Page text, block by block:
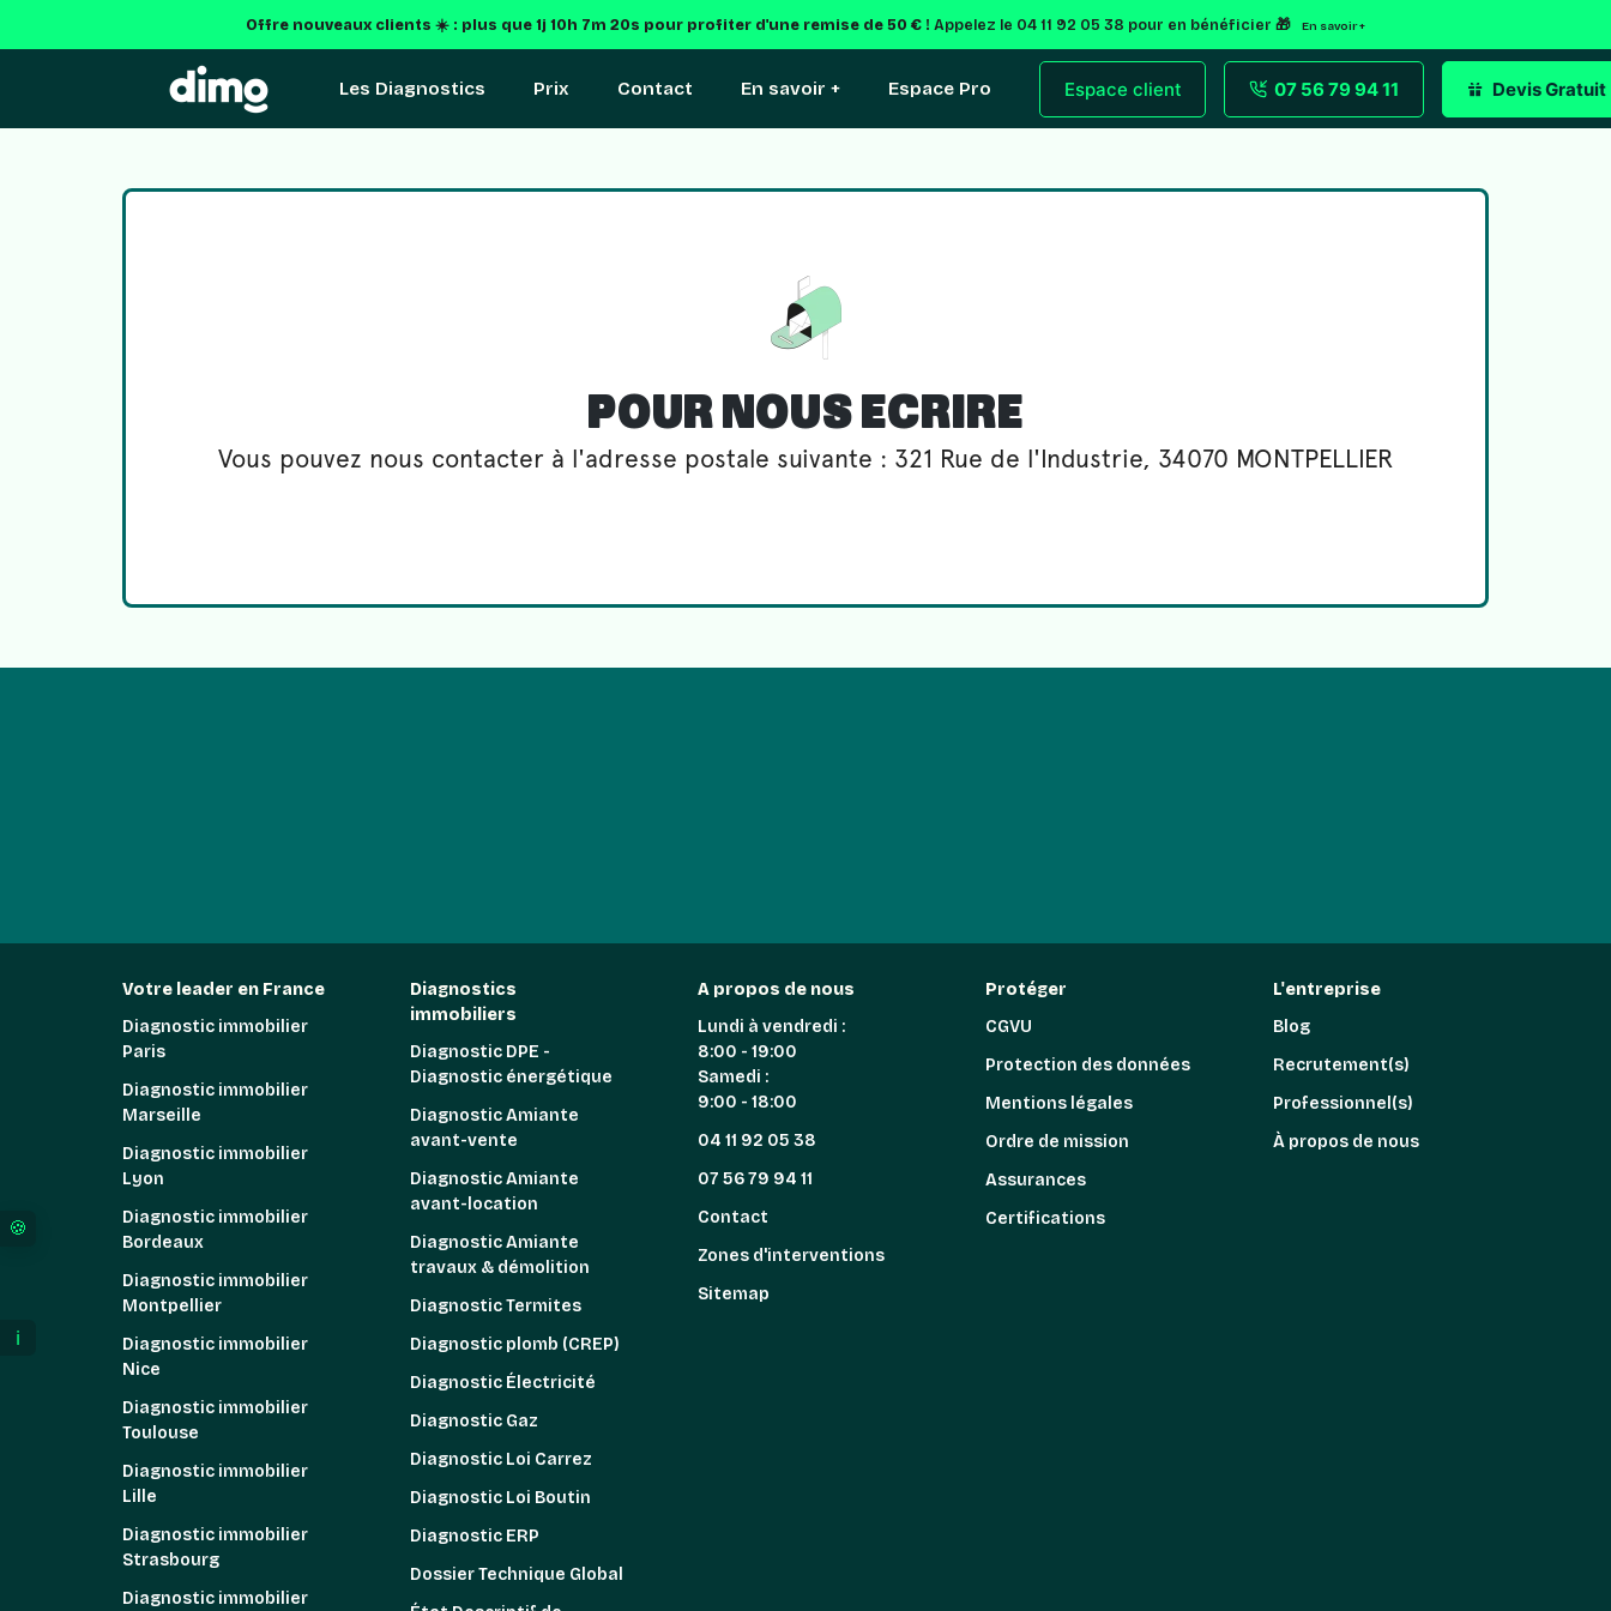
Offre nouveaux clients ☀️ : plus que1j 10h 7m 19spour profiter d'une remise de 50 € ! Appelez le 04 11 92 05 38 pour en bénéficier 🎁 En savoir +
Les Diagnostics Prix Contact En savoir + Espace Pro Espace client 07 56 79 94 11 Devis Gratuit
POUR NOUS ECRIRE
Vous pouvez nous contacter à l'adresse postale suivante : 321 Rue de l'Industrie, 34070 MONTPELLIER
Votre leader en France
Diagnostic immobilier
Paris
Diagnostic immobilier
Marseille
Diagnostic immobilier
Lyon
Diagnostic immobilier
Bordeaux
Diagnostic immobilier
Montpellier
Diagnostic immobilier
Nice
Diagnostic immobilier
Toulouse
Diagnostic immobilier
Lille
Diagnostic immobilier
Strasbourg
Diagnostic immobilier
Diagnostics
immobiliers
Diagnostic DPE -
Diagnostic énergétique
Diagnostic Amiante
avant-vente
Diagnostic Amiante
avant-location
Diagnostic Amiante
travaux & démolition
Diagnostic Termites
Diagnostic plomb (CREP)
Diagnostic Électricité
Diagnostic Gaz
Diagnostic Loi Carrez
Diagnostic Loi Boutin
Diagnostic ERP
Dossier Technique Global
A propos de nous
Lundi à vendredi :
8:00 - 19:00
Samedi :
9:00 - 18:00
04 11 92 05 38
07 56 79 94 11
Contact
Zones d'interventions
Sitemap
Protéger
CGVU
Protection des données
Mentions légales
Ordre de mission
Assurances
Certifications
L'entreprise
Blog
Recrutement(s)
Professionnel(s)
À propos de nous
Vos préférences en matière de consentement pour les technologies de suivi
ℹ️